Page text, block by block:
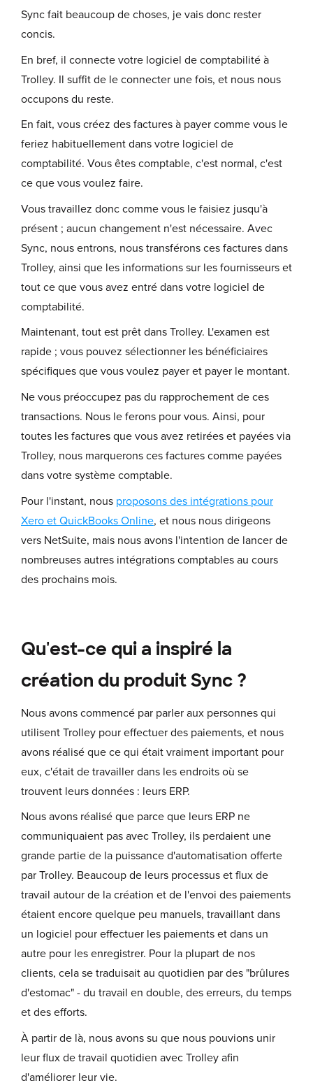
Sync fait beaucoup de choses, je vais donc rester
concis.
En bref, il connecte votre logiciel de comptabilité à
Trolley. Il suffit de le connecter une fois, et nous nous
occupons du reste.
En fait, vous créez des factures à payer comme vous le
feriez habituellement dans votre logiciel de
comptabilité. Vous êtes comptable, c'est normal, c'est
ce que vous voulez faire.
Vous travaillez donc comme vous le faisiez jusqu'à
présent ; aucun changement n'est nécessaire. Avec
Sync, nous entrons, nous transférons ces factures dans
Trolley, ainsi que les informations sur les fournisseurs et
tout ce que vous avez entré dans votre logiciel de
comptabilité.
Maintenant, tout est prêt dans Trolley. L'examen est
rapide ; vous pouvez sélectionner les bénéficiaires
spécifiques que vous voulez payer et payer le montant.
Ne vous préoccupez pas du rapprochement de ces
transactions. Nous le ferons pour vous. Ainsi, pour
toutes les factures que vous avez retirées et payées via
Trolley, nous marquerons ces factures comme payées
dans votre système comptable.
Pour l'instant, nous proposons des intégrations pour
Xero et QuickBooks Online, et nous nous dirigeons
vers NetSuite, mais nous avons l'intention de lancer de
nombreuses autres intégrations comptables au cours
des prochains mois.
Qu'est-ce qui a inspiré la
création du produit Sync ?
Nous avons commencé par parler aux personnes qui
utilisent Trolley pour effectuer des paiements, et nous
avons réalisé que ce qui était vraiment important pour
eux, c'était de travailler dans les endroits où se
trouvent leurs données : leurs ERP.
Nous avons réalisé que parce que leurs ERP ne
communiquaient pas avec Trolley, ils perdaient une
grande partie de la puissance d'automatisation offerte
par Trolley. Beaucoup de leurs processus et flux de
travail autour de la création et de l'envoi des paiements
étaient encore quelque peu manuels, travaillant dans
un logiciel pour effectuer les paiements et dans un
autre pour les enregistrer. Pour la plupart de nos
clients, cela se traduisait au quotidien par des "brûlures
d'estomac" - du travail en double, des erreurs, du temps
et des efforts.
À partir de là, nous avons su que nous pouvions unir
leur flux de travail quotidien avec Trolley afin
d'améliorer leur vie.